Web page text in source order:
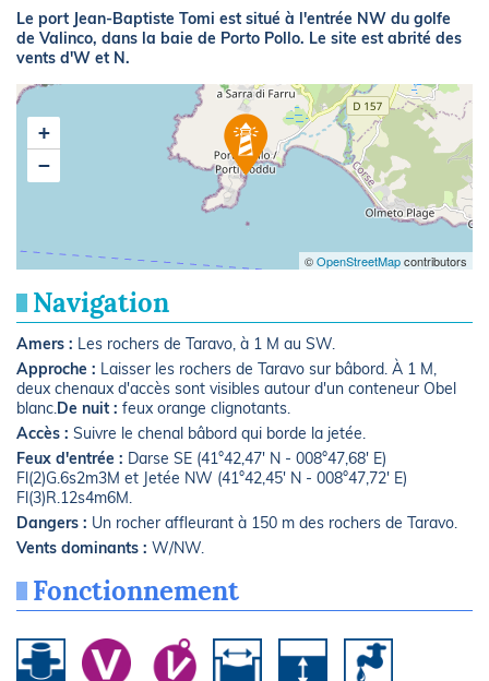
Le port Jean-Baptiste Tomi est situé à l'entrée NW du golfe
de Valinco, dans la baie de Porto Pollo. Le site est abrité des
vents d'W et N.
+
−
©OpenStreetMapcontributors
Navigation
Amers : Les rochers de Taravo, à 1 M au SW.
Approche : Laisser les rochers de Taravo sur bâbord. À 1 M,
deux chenaux d'accès sont visibles autour d'un conteneur Obel
blanc.De nuit : feux orange clignotants.
Accès : Suivre le chenal bâbord qui borde la jetée.
Feux d'entrée : Darse SE (41°42,47' N - 008°47,68' E)
Fl(2)G.6s2m3M et Jetée NW (41°42,45' N - 008°47,72' E)
Fl(3)R.12s4m6M.
Dangers : Un rocher affleurant à 150 m des rochers de Taravo.
Vents dominants : W/NW.
Fonctionnement